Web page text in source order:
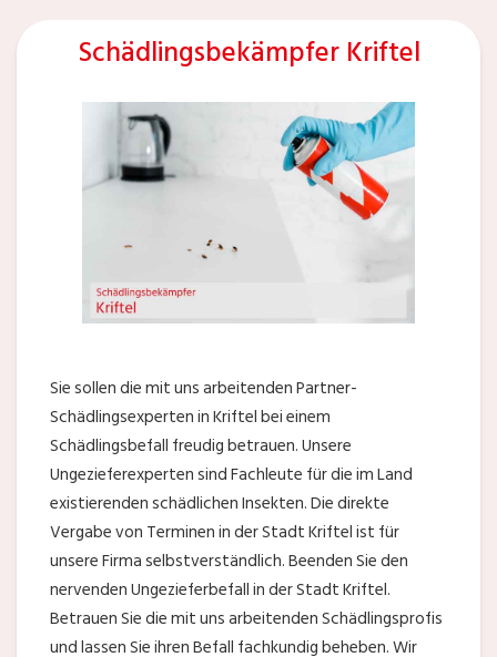
Schädlingsbekämpfer Kriftel
Sie sollen die mit uns arbeitenden Partner-
Schädlingsexperten in Kriftel bei einem
Schädlingsbefall freudig betrauen. Unsere
Ungezieferexperten sind Fachleute für die im Land
existierenden schädlichen Insekten. Die direkte
Vergabe von Terminen in der Stadt Kriftel ist für
unsere Firma selbstverständlich. Beenden Sie den
nervenden Ungezieferbefall in der Stadt Kriftel.
Betrauen Sie die mit uns arbeitenden Schädlingsprofis
und lassen Sie ihren Befall fachkundig beheben. Wir